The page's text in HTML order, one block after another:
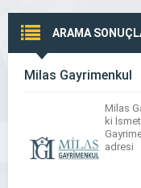
ARAMA
Milas Gayrimenkul
Milas
ki
adresi